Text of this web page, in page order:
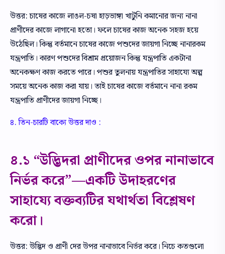
উত্তর: চাষের কাজে লাঙল-চষা হাড়ভাঙ্গা খাটুনি কমানোর জন্য নানা
প্রাণীদের কাজে লাগানো হতো। ফলে চাষের কাজ অনেক সহজ হয়ে
উঠেছিল। কিন্তু বর্তমানে চাষের কাজে পশুদের জায়গা নিচ্ছে নানারকম
যন্ত্রপাতি। কারণ পশুদের বিশ্রাম প্রয়োজন কিন্তু যন্ত্রপাতি একটানা
অনেকক্ষণ কাজ করতে পারে। পশুর তুলনায় যন্ত্রপাতির সাহায্যে অল্প
সময়ে অনেক কাজ করা যায়। তাই চাষের কাজে বর্তমানে নানা রকম
যন্ত্রপাতি প্রাণীদের জায়গা নিচ্ছে।
৪. তিন-চারটি বাক্যে উত্তর দাও :
৪.১ “উদ্ভিদরা প্রাণীদের ওপর নানাভাবে
নির্ভর করে”—একটি উদাহরণের
সাহায্যে বক্তব্যটির যথার্থতা বিশ্লেষণ
করো।
উত্তর: উদ্ভিদ ও প্রাণী দের উপর নানাভাবে নির্ভর করে। নিচে কতগুলো